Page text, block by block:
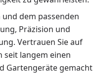
dem passenden
Präzision und
Vertrauen Sie auf
seit langem einen
Gartengeräte gemacht